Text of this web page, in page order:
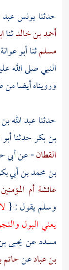
حدثنايونس
أحمد بن خالدثنا
مسلمثناأبو
النبي صلى
ورويناه أيضا
حدثناعبد الله
بن بكرحدثنا
القطان- عنأبي
بن محمد بن أبي
عائشة أم المؤمنين
وسلم يقول : {
يعني البول
مسدد عن يحيى
بن عبادعن